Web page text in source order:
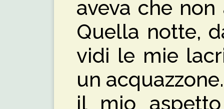
aveva che non
Quella notte,
vidi le mie
un
il mio